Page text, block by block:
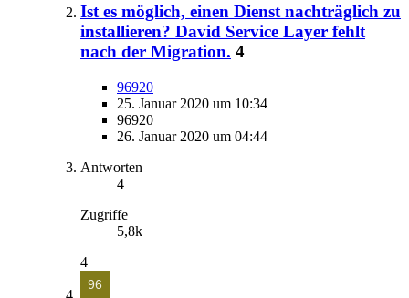
Ist es möglich, einen Dienst nachträglich zu
installieren? David Service Layer fehlt
nach der Migration. 4
96920
25. Januar 2020 um 10:34
96920
26. Januar 2020 um 04:44
Antworten
4
Zugriffe
5,8k
4